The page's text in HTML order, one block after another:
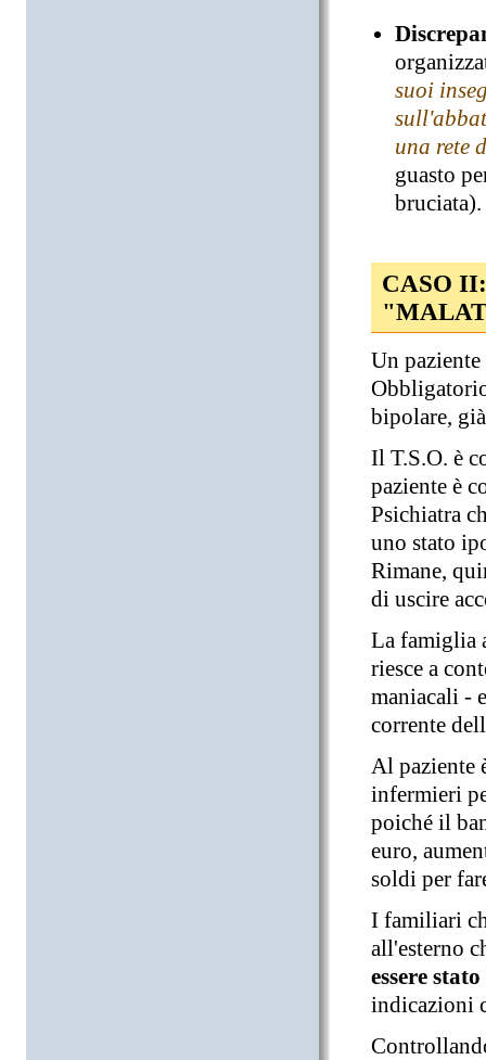
suoi
una rete
guasto
bruciata).
CASO
Un
bipolare,
Il T.S.O. è
paziente è
Psichiatra
uno stato
Rimane,
di uscire
La famiglia
riesce a
maniacali -
corrente
Al paziente
infermieri
poiché il
euro,
soldi per
I familiari
all'esterno
essere
indicazioni